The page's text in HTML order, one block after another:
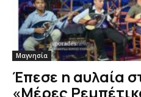
Μαγνησία
Έπεσε η αυλαία
«Μέρες